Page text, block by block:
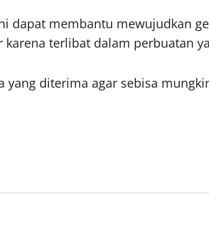
dapat membantu mewujudkan
terlibat dalam perbuatan
yang diterima agar sebisa